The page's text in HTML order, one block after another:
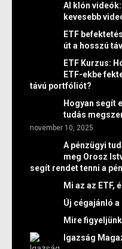
AI klón
kevesebb
ETF
út a hosszú
ETF Kurzus:
ETF-ekbe
távú portfóliót?
Hogyan segít
tudás
november 10, 2025
A pénzügyi
meg Orosz
segít rendet tenni a
Mi az az ETF,
Új cégajánló a
Mire
Igazság